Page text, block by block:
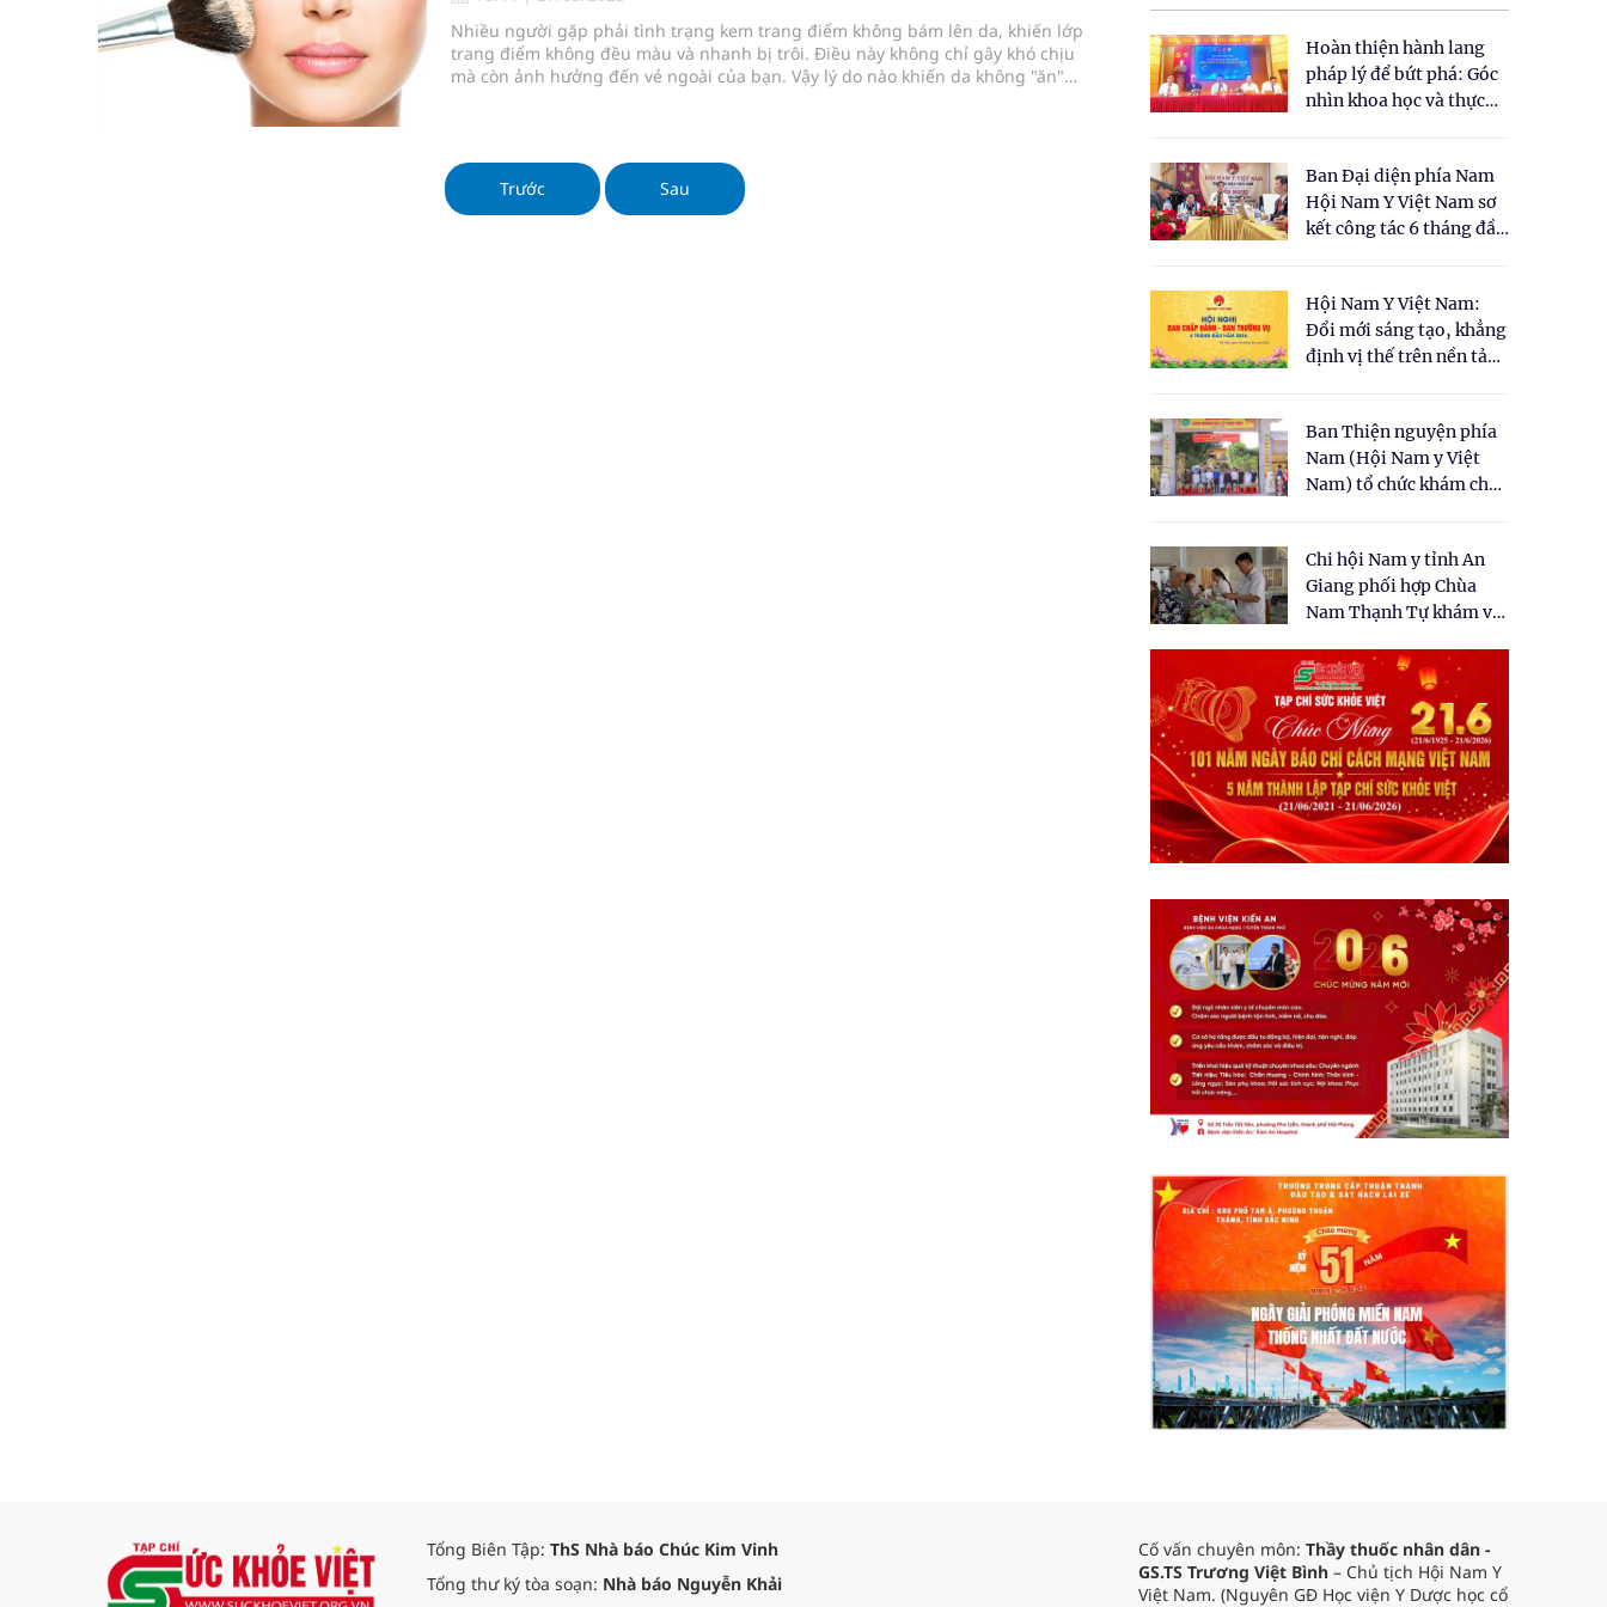
Triển khai đồng bộ các giải pháp quản lý chất lượng thuốc
Cách âm nhạc trị liệu được “đo ni đóng giày”
Dự báo thời tiết ngày 08/8/2026: Bắc Bộ nắng nóng, nhiệt độ cao nhất 35 độ
Cảnh báo 3 thời điểm nguy hiểm trong ngày dễ xảy ra đột qụy
Nhiều người gặp phải tình trạng kem trang điểm không bám lên da, khiến lớp
trang điểm không đều màu và nhanh bị trôi. Điều này không chỉ gây khó chịu
mà còn ảnh hưởng đến vẻ ngoài của bạn. Vậy lý do nào khiến da không "ăn"
Trước Sau
Hoàn thiện hành lang
pháp lý để bứt phá: Góc
nhìn khoa học và thực
cho Luật Y dược cổ
truyền Việt Nam"
Ban Đại diện phía Nam
Hội Nam Y Việt Nam sơ
kết công tác 6 tháng đầu
Hội Nam Y Việt Nam:
Đổi mới sáng tạo, khẳng
định vị thế trên nền tảng
Ban Thiện nguyện phía
Nam (Hội Nam y Việt
Nam) tổ chức khám chữa
dân tại xã Tân Tập
Chi hội Nam y tỉnh An
Giang phối hợp Chùa
Nam Thạnh Tự khám và
nhân dân
Tổng Biên Tập: ThS Nhà báo Chúc Kim Vinh
Tổng thư ký tòa soạn: Nhà báo Nguyễn Khải
Cố vấn chuyên môn: Thầy thuốc nhân dân -
GS.TS Trương Việt Bình – Chủ tịch Hội Nam Y
Việt Nam. (Nguyên GĐ Học viện Y Dược học cổ